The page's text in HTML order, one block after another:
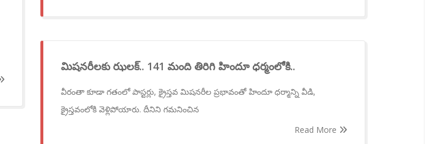
మిషనరీలకు ఝలక్.. 141 మంది తిరిగి హిందూ ధర్మంలోకి..
వీరంతా కూడా గతంలో పాస్టర్లు, క్రైస్తవ మిషనరీల ప్రభావంతో హిందూ ధర్మాన్ని వీడి,
క్రైస్తవంలోకి వెళ్లిపోయారు. దీనిని గమనించిన
Read More